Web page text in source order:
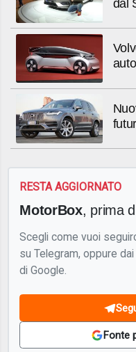
dal
RESTA AGGIORNATO
MotorBox, prima
Scegli come vuoi
su Telegram, oppure
di Google.
Fonte